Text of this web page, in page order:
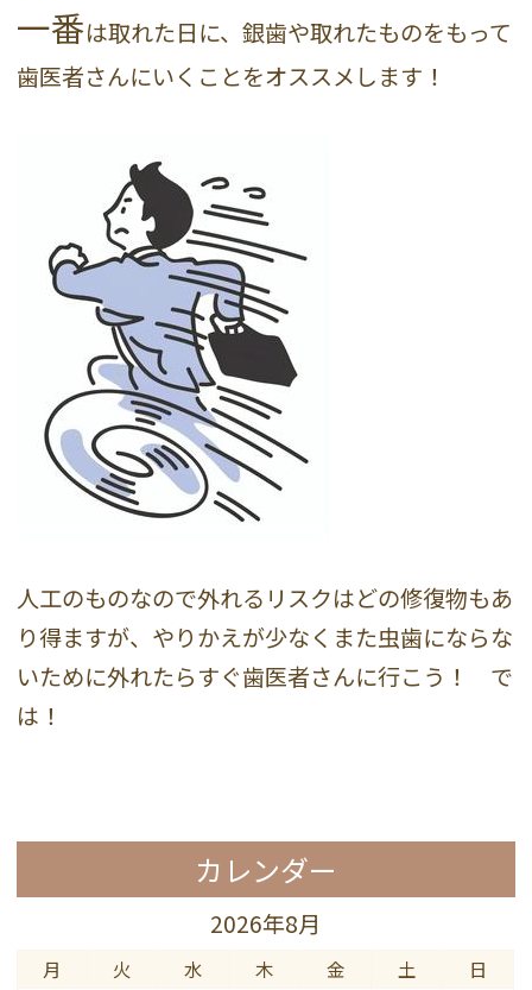
一番は取れた日に、銀歯や取れたものをもって
歯医者さんにいくことをオススメします！
人工のものなので外れるリスクはどの修復物もあ
り得ますが、やりかえが少なくまた虫歯にならな
いために外れたらすぐ歯医者さんに行こう！ で
は！
カレンダー
2026年8月
月 火 水 木 金 土 日